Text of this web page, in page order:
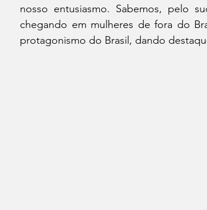
nosso entusiasmo. Sabemos, pelo
chegando em mulheres de fora do
protagonismo do Brasil, dando